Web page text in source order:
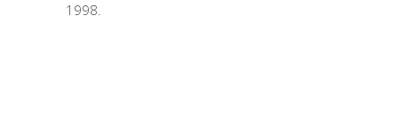
1998.